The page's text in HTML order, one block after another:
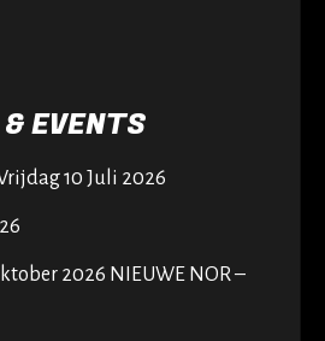
EVENTS
10 Juli 2026
2026 NIEUWE NOR –